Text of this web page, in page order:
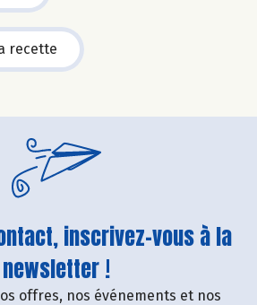
recette
inscrivez-vous à la
newsletter !
offres, nos événements et nos